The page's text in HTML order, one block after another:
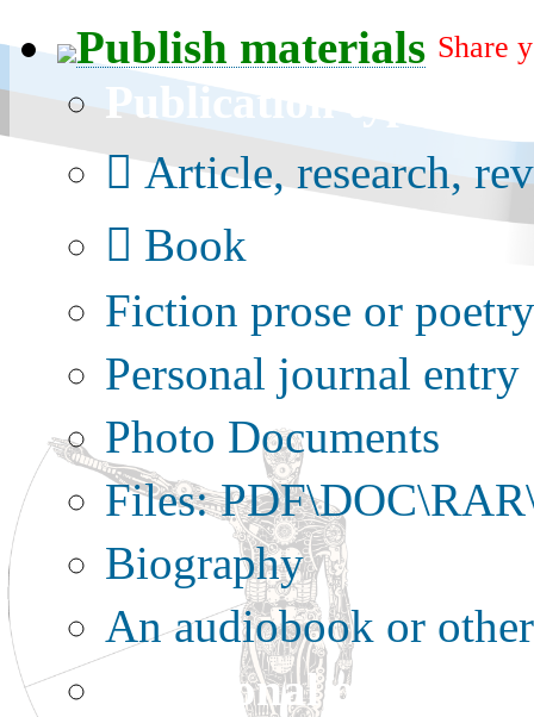
Publish materials Share
Publication type?
Article, research,
Book
Fiction prose or poetry
Personal journal entry
Photo Documents
Files:
Biography
An audiobook or
Additional options: